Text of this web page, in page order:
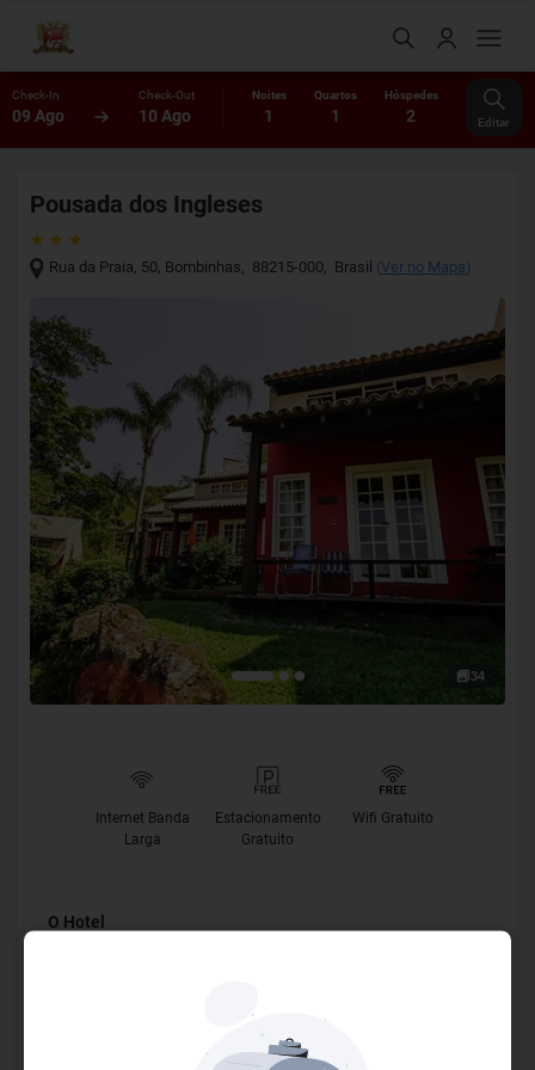
Check-In
09 Ago
Check-Out
10 Ago
Noites
1
Quartos
1
Hóspedes
2 Editar
Pousada dos Ingleses
Rua da Praia, 50, Bombinhas, 88215-000, Brasil (Ver no Mapa)
34
Internet Banda
Larga
Estacionamento
Gratuito
Wifi Gratuito
O Hotel
aconchegantes, sendo um excelente local para quem está